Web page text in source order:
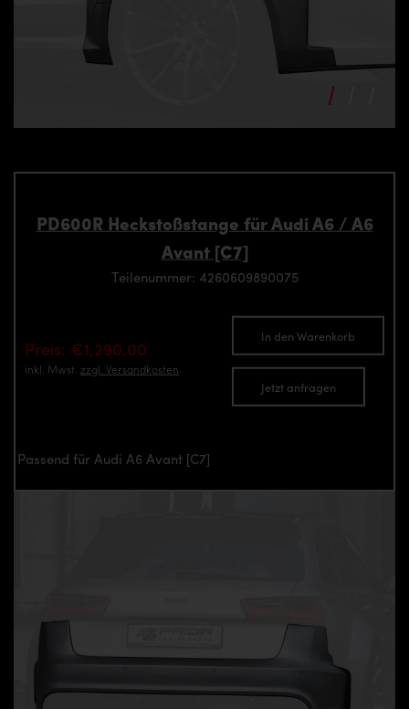
PD600R Heckstoßstange für Audi A6 / A6
Avant [C7]
Teilenummer: 4260609890075
Preis: €1,290.00
inkl. Mwst. zzgl. Versandkosten
In den Warenkorb
Jetzt anfragen
Passend für Audi A6 Avant [C7]